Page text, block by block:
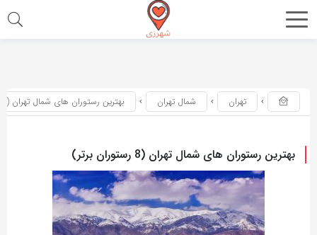
اشتراک
استفاده
زیر
تهران شمال تهران بهترین رستوران های شمال تهران (8 رستوران برتر)
بهترین رستوران های شمال تهران (8 رستوران برتر)
اشتراک
گذاری
با
استفاده
روش‌های